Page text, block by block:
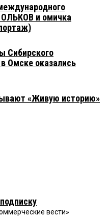
и омичка
Сибирского
Омске оказались
«Живую историю»
вести»